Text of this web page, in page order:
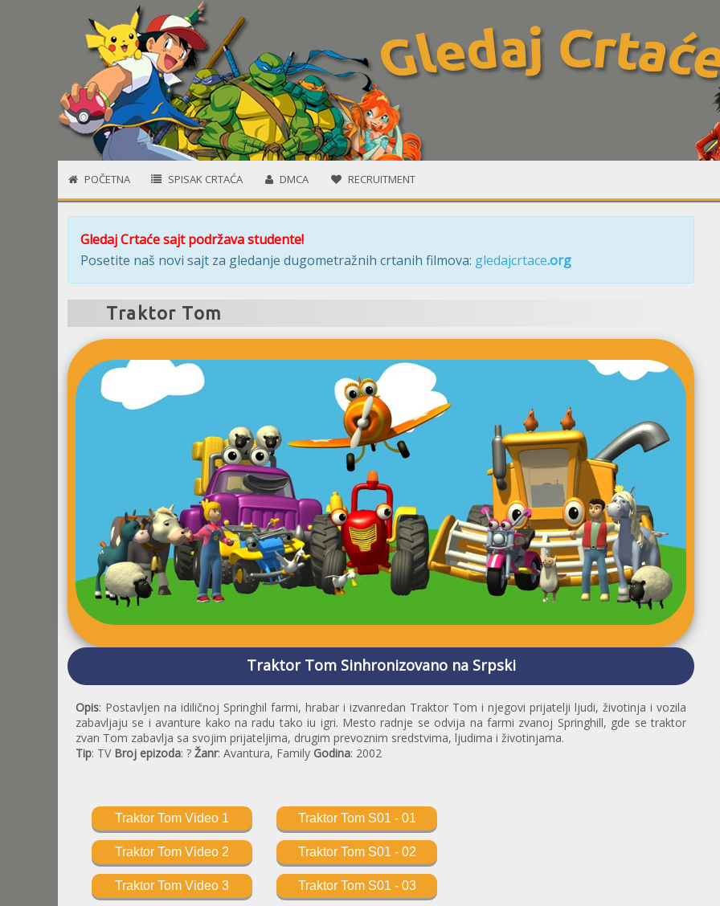
POČETNA SPISAK CRTAĆA DMCA RECRUITMENT
Gledaj Crtaće sajt podržava studente!
Posetite naš novi sajt za gledanje dugometražnih crtanih filmova: gledajcrtace.org
Traktor Tom
Traktor Tom Sinhronizovano na Srpski
Opis: Postavljen na idiličnoj Springhil farmi, hrabar i izvanredan Traktor Tom i njegovi prijatelji ljudi, životinja i vozila
zabavljaju se i avanture kako na radu tako iu igri. Mesto radnje se odvija na farmi zvanoj Springhill, gde se traktor
zvan Tom zabavlja sa svojim prijateljima, drugim prevoznim sredstvima, ljudima i životinjama.
Tip: TV Broj epizoda: ? Žanr: Avantura, Family Godina: 2002
Traktor Tom Video 1
Traktor Tom Video 2
Traktor Tom Video 3
Traktor Tom S01 - 01
Traktor Tom S01 - 02
Traktor Tom S01 - 03